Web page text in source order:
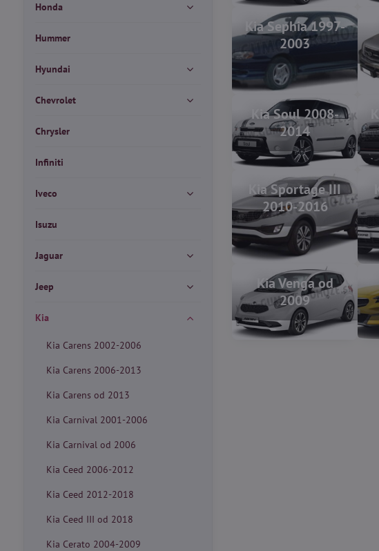
Kia Sephia 1997-
2003
Kia Soul 2008-
2014
Kia Sportage III
2010-2016
Kia Venga od
2009
Honda
Hummer
Hyundai
Chevrolet
Chrysler
Infiniti
Iveco
Isuzu
Jaguar
Jeep
Kia
Kia Carens 2002-2006
Kia Carens 2006-2013
Kia Carens od 2013
Kia Carnival 2001-2006
Kia Carnival od 2006
Kia Ceed 2006-2012
Kia Ceed 2012-2018
Kia Ceed III od 2018
Kia Cerato 2004-2009